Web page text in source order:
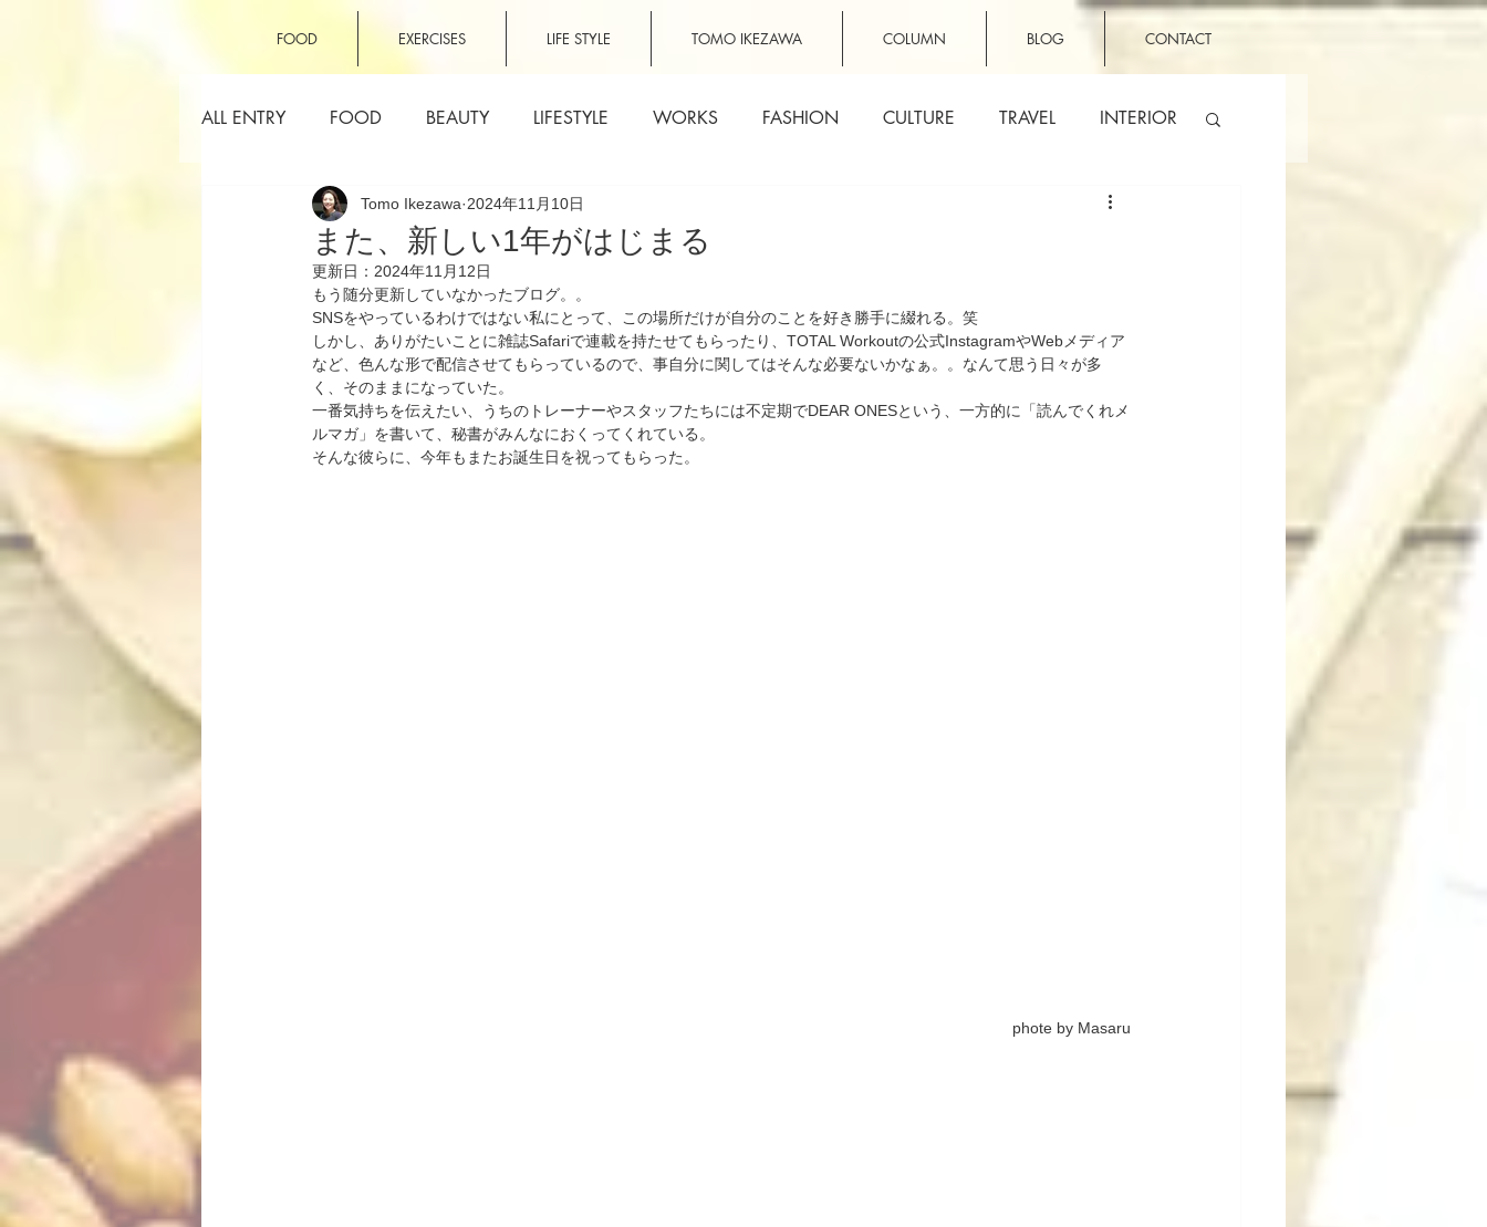
FOOD EXERCISES LIFE STYLE TOMO IKEZAWA COLUMN BLOG CONTACT
ALL ENTRY FOOD BEAUTY LIFESTYLE WORKS FASHION CULTURE TRAVEL INTERIOR
また、新しい1年がはじまる
Tomo Ikezawa 2024年11月10日
更新日： 2024年11月12日
もう随分更新していなかったブログ。。
SNSをやっているわけではない私にとって、この場所だけが自分のことを好き勝手に綴れる。笑
しかし、ありがたいことに雑誌Safariで連載を持たせてもらったり、TOTAL Workoutの公式InstagramやWebメディア
など、色んな形で配信させてもらっているので、事自分に関してはそんな必要ないかなぁ。。なんて思う日々が多
く、そのままになっていた。
一番気持ちを伝えたい、うちのトレーナーやスタッフたちには不定期でDEAR ONESという、一方的に「読んでくれメ
ルマガ」を書いて、秘書がみんなにおくってくれている。
そんな彼らに、今年もまたお誕生日を祝ってもらった。
phote by Masaru